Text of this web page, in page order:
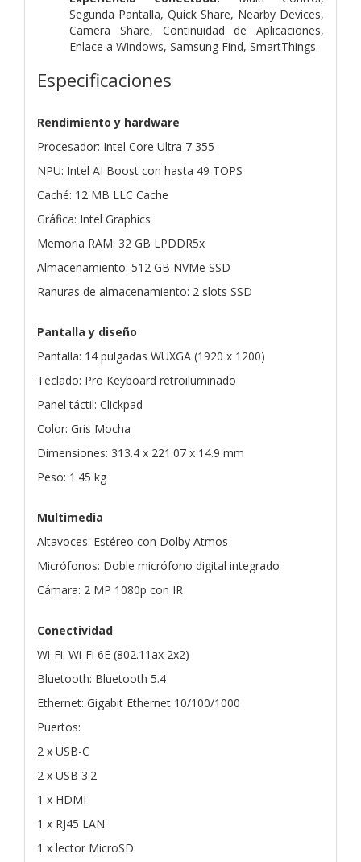
Segunda Pantalla, Quick Share, Nearby Devices,
Camera Share, Continuidad de Aplicaciones,
Enlace a Windows, Samsung Find, SmartThings.
Especificaciones
Rendimiento y hardware
Procesador: Intel Core Ultra 7 355
NPU: Intel AI Boost con hasta 49 TOPS
Caché: 12 MB LLC Cache
Gráfica: Intel Graphics
Memoria RAM: 32 GB LPDDR5x
Almacenamiento: 512 GB NVMe SSD
Ranuras de almacenamiento: 2 slots SSD
Pantalla y diseño
Pantalla: 14 pulgadas WUXGA (1920 x 1200)
Teclado: Pro Keyboard retroiluminado
Panel táctil: Clickpad
Color: Gris Mocha
Dimensiones: 313.4 x 221.07 x 14.9 mm
Peso: 1.45 kg
Multimedia
Altavoces: Estéreo con Dolby Atmos
Micrófonos: Doble micrófono digital integrado
Cámara: 2 MP 1080p con IR
Conectividad
Wi-Fi: Wi-Fi 6E (802.11ax 2x2)
Bluetooth: Bluetooth 5.4
Ethernet: Gigabit Ethernet 10/100/1000
Puertos:
2 x USB-C
2 x USB 3.2
1 x HDMI
1 x RJ45 LAN
1 x lector MicroSD